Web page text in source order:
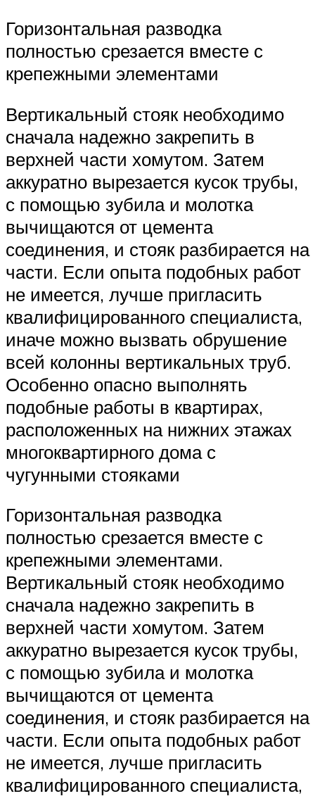
Горизонтальная разводка
полностью срезается вместе с
крепежными элементами
Вертикальный стояк необходимо
сначала надежно закрепить в
верхней части хомутом. Затем
аккуратно вырезается кусок трубы,
с помощью зубила и молотка
вычищаются от цемента
соединения, и стояк разбирается на
части. Если опыта подобных работ
не имеется, лучше пригласить
квалифицированного специалиста,
иначе можно вызвать обрушение
всей колонны вертикальных труб.
Особенно опасно выполнять
подобные работы в квартирах,
расположенных на нижних этажах
многоквартирного дома с
чугунными стояками
Горизонтальная разводка
полностью срезается вместе с
крепежными элементами.
Вертикальный стояк необходимо
сначала надежно закрепить в
верхней части хомутом. Затем
аккуратно вырезается кусок трубы,
с помощью зубила и молотка
вычищаются от цемента
соединения, и стояк разбирается на
части. Если опыта подобных работ
не имеется, лучше пригласить
квалифицированного специалиста,